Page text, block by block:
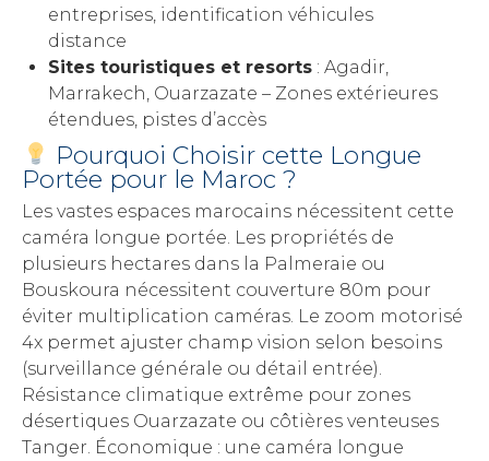
entreprises, identification véhicules
distance
Sites touristiques et resorts : Agadir,
Marrakech, Ouarzazate – Zones extérieures
étendues, pistes d’accès
Pourquoi Choisir cette Longue
Portée pour le Maroc ?
Les vastes espaces marocains nécessitent cette
caméra longue portée. Les propriétés de
plusieurs hectares dans la Palmeraie ou
Bouskoura nécessitent couverture 80m pour
éviter multiplication caméras. Le zoom motorisé
4x permet ajuster champ vision selon besoins
(surveillance générale ou détail entrée).
Résistance climatique extrême pour zones
désertiques Ouarzazate ou côtières venteuses
Tanger. Économique : une caméra longue